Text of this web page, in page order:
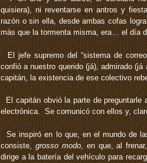
quisiera), ni reventarse en antros y
razón o sin ella, desde ambas cofas
más que la tormenta misma, era… el día
El jefe supremo del “sistema de
confió a nuestro querido (já), admirado
capitán, la existencia de ese colectivo
El capitán obvió la parte de preguntarle
electrónica. Se comunicó con ellos y,
Se inspiró en lo que, en el mundo de
consiste, grosso modo, en que, al
dirige a la batería del vehículo para